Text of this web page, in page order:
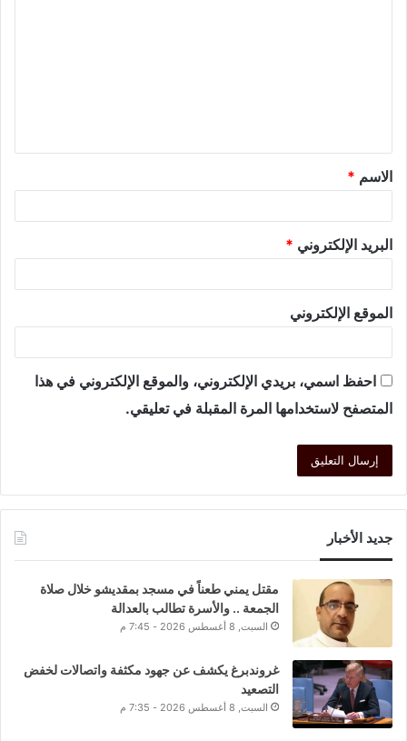
الاسم *
البريد الإلكتروني *
الموقع الإلكتروني
احفظ اسمي، بريدي الإلكتروني، والموقع الإلكتروني في هذا
المتصفح لاستخدامها المرة المقبلة في تعليقي.
جديد الأخبار
مقتل يمني طعناً في مسجد بمقديشو خلال صلاة
الجمعة .. والأسرة تطالب بالعدالة
السبت, 8 أغسطس 2026 - 7:45 م
غروندبرغ يكشف عن جهود مكثفة واتصالات لخفض
التصعيد
السبت, 8 أغسطس 2026 - 7:35 م